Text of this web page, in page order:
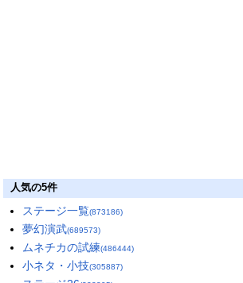
人気の5件
ステージ一覧(873186)
夢幻演武(689573)
ムネチカの試練(486444)
小ネタ・小技(305887)